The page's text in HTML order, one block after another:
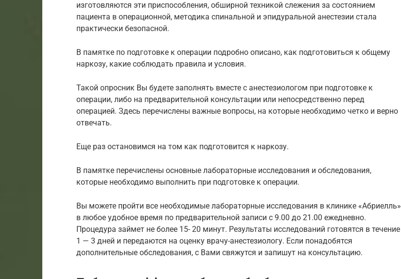
изготовляются эти приспособления, обширной техникой слежения за состоянием
пациента в операционной, методика спинальной и эпидуральной анестезии стала
практически безопасной.
В памятке по подготовке к операции подробно описано, как подготовиться к общему
наркозу, какие соблюдать правила и условия.
Такой опросник Вы будете заполнять вместе с анестезиологом при подготовке к
операции, либо на предварительной консультации или непосредственно перед
операцией. Здесь перечислены важные вопросы, на которые необходимо четко и верно
отвечать.
Еще раз остановимся на том как подготовится к наркозу.
В памятке перечислены основные лабораторные исследования и обследования,
которые необходимо выполнить при подготовке к операции.
Вы можете пройти все необходимые лабораторные исследования в клинике «Абриелль»
в любое удобное время по предварительной записи с 9.00 до 21.00 ежедневно.
Процедура займет не более 15- 20 минут. Результаты исследований готовятся в течение
1 — 3 дней и передаются на оценку врачу-анестезиологу. Если понадобятся
дополнительные обследования, с Вами свяжутся и запишут на консультацию.